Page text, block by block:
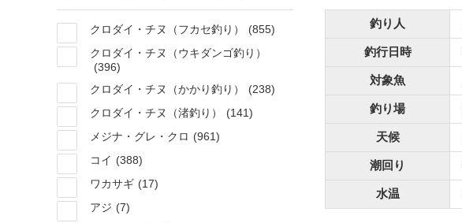
クロダイ・チヌ（フカセ釣り）
(855)
クロダイ・チヌ（ウキダンゴ釣り）
(396)
クロダイ・チヌ（かかり釣り）
(238)
クロダイ・チヌ（渚釣り）
(141)
メジナ・グレ・クロ (961)
コイ (388)
ワカサギ (17)
アジ (7)
釣り人
釣行日時
対象魚
釣り場
天候
潮回り
水温